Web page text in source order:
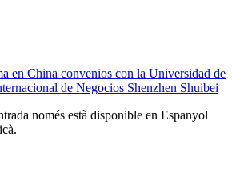
en China convenios con la Universidad de
de Negocios Shenzhen Shuibei
només està disponible en Espanyol